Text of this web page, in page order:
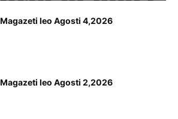
Magazeti leo Agosti 4,2026
Magazeti leo Agosti 2,2026